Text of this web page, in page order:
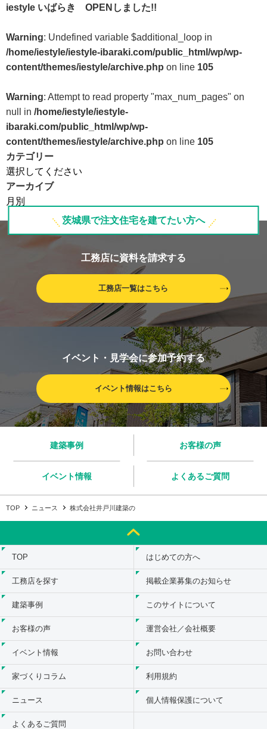
iestyle いばらき OPENしました!!
Warning: Undefined variable $additional_loop in
/home/iestyle/iestyle-ibaraki.com/public_html/wp/wp-
content/themes/iestyle/archive.php on line 105
Warning: Attempt to read property "max_num_pages" on
null in /home/iestyle/iestyle-
ibaraki.com/public_html/wp/wp-
content/themes/iestyle/archive.php on line 105
カテゴリー
アーカイブ
茨城県で注文住宅を建てたい方へ
工務店に資料を請求する
工務店一覧はこちら
イベント・見学会に参加予約する
イベント情報はこちら
建築事例 お客様の声
イベント情報 よくあるご質問
TOP ニュース 株式会社井戸川建築の
TOP
工務店を探す
建築事例
お客様の声
イベント情報
家づくりコラム
ニュース
よくあるご質問
はじめての方へ
掲載企業募集のお知らせ
このサイトについて
運営会社／会社概要
お問い合わせ
利用規約
個人情報保護について